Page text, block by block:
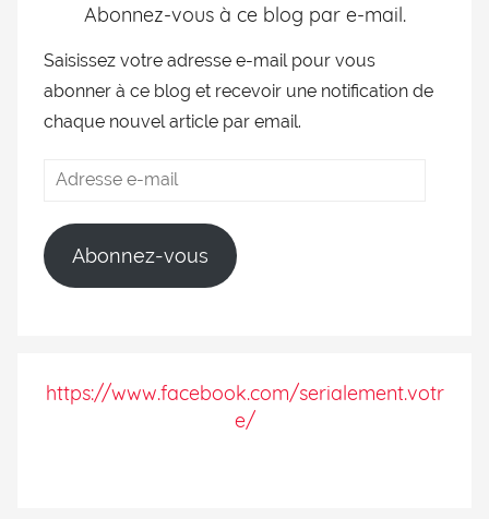
Abonnez-vous à ce blog par e-mail.
Saisissez votre adresse e-mail pour vous
abonner à ce blog et recevoir une notification de
chaque nouvel article par email.
Abonnez-vous
https://www.facebook.com/serialement.votr
e/